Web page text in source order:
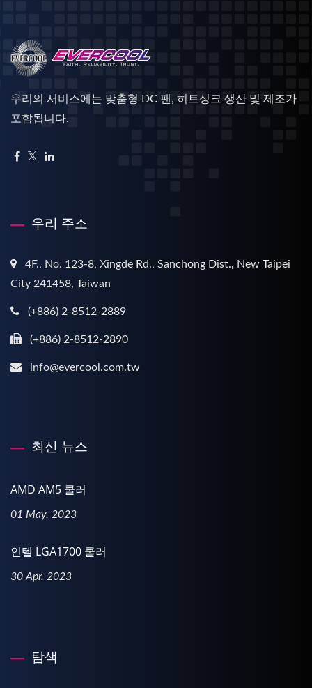
우리의 서비스에는 맞춤형 DC 팬, 히트싱크 생산 및 제조가
포함됩니다.
우리 주소
4F., No. 123-8, Xingde Rd., Sanchong Dist., New Taipei
City 241458, Taiwan
(+886) 2-8512-2889
(+886) 2-8512-2890
info@evercool.com.tw
최신 뉴스
AMD AM5 쿨러
01 May, 2023
인텔 LGA1700 쿨러
30 Apr, 2023
탐색